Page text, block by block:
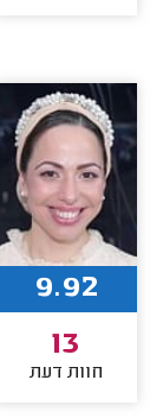
9.92
13
חוות דעת